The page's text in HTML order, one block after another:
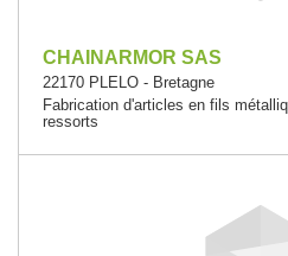
CHAINARMOR SAS
22170 PLELO - Bretagne
Fabrication d'articles en fils
ressorts